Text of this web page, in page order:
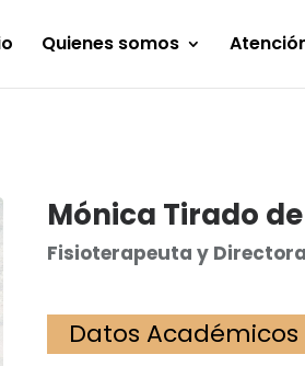
Quienes somos
Mónica Tirado
Fisioterapeuta y
Datos Académicos